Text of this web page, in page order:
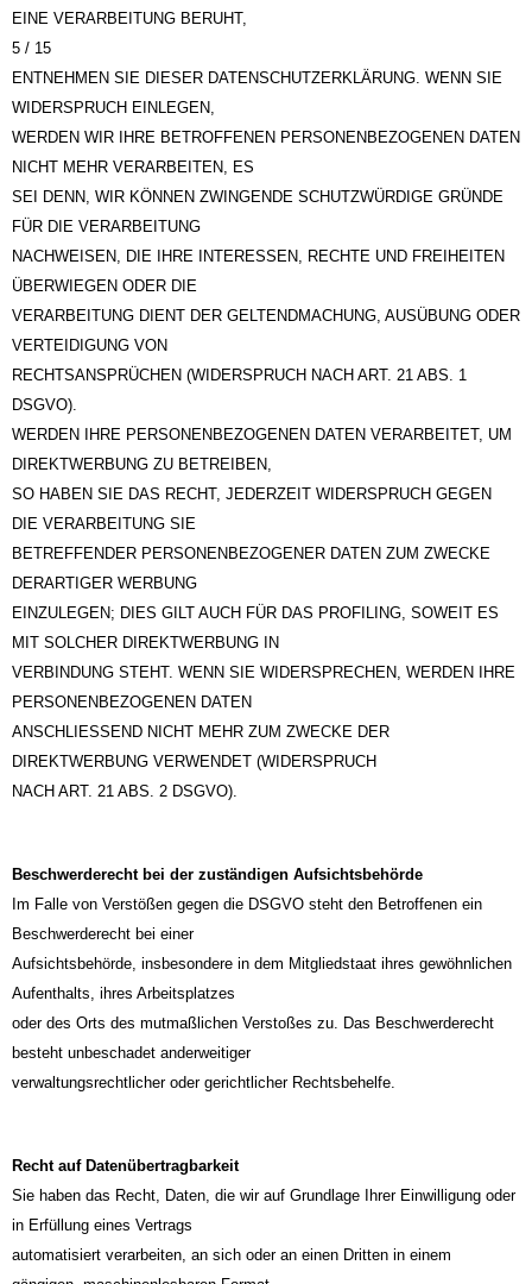
EINE VERARBEITUNG BERUHT,
5 / 15
ENTNEHMEN SIE DIESER DATENSCHUTZERKLÄRUNG. WENN SIE
WIDERSPRUCH EINLEGEN,
WERDEN WIR IHRE BETROFFENEN PERSONENBEZOGENEN DATEN
NICHT MEHR VERARBEITEN, ES
SEI DENN, WIR KÖNNEN ZWINGENDE SCHUTZWÜRDIGE GRÜNDE
FÜR DIE VERARBEITUNG
NACHWEISEN, DIE IHRE INTERESSEN, RECHTE UND FREIHEITEN
ÜBERWIEGEN ODER DIE
VERARBEITUNG DIENT DER GELTENDMACHUNG, AUSÜBUNG ODER
VERTEIDIGUNG VON
RECHTSANSPRÜCHEN (WIDERSPRUCH NACH ART. 21 ABS. 1
DSGVO).
WERDEN IHRE PERSONENBEZOGENEN DATEN VERARBEITET, UM
DIREKTWERBUNG ZU BETREIBEN,
SO HABEN SIE DAS RECHT, JEDERZEIT WIDERSPRUCH GEGEN
DIE VERARBEITUNG SIE
BETREFFENDER PERSONENBEZOGENER DATEN ZUM ZWECKE
DERARTIGER WERBUNG
EINZULEGEN; DIES GILT AUCH FÜR DAS PROFILING, SOWEIT ES
MIT SOLCHER DIREKTWERBUNG IN
VERBINDUNG STEHT. WENN SIE WIDERSPRECHEN, WERDEN IHRE
PERSONENBEZOGENEN DATEN
ANSCHLIESSEND NICHT MEHR ZUM ZWECKE DER
DIREKTWERBUNG VERWENDET (WIDERSPRUCH
NACH ART. 21 ABS. 2 DSGVO).
Beschwerderecht bei der zuständigen Aufsichtsbehörde
Im Falle von Verstößen gegen die DSGVO steht den Betroffenen ein
Beschwerderecht bei einer
Aufsichtsbehörde, insbesondere in dem Mitgliedstaat ihres gewöhnlichen
Aufenthalts, ihres Arbeitsplatzes
oder des Orts des mutmaßlichen Verstoßes zu. Das Beschwerderecht
besteht unbeschadet anderweitiger
verwaltungsrechtlicher oder gerichtlicher Rechtsbehelfe.
Recht auf Datenübertragbarkeit
Sie haben das Recht, Daten, die wir auf Grundlage Ihrer Einwilligung oder
in Erfüllung eines Vertrags
automatisiert verarbeiten, an sich oder an einen Dritten in einem